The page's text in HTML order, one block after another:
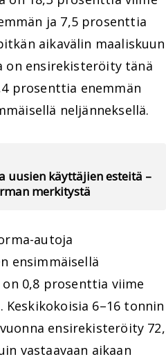
ja 7,5 prosenttia
aikavälin maaliskuun
on ensirekisteröity tänä
prosenttia enemmän
neljänneksellä.
uusien käyttäjien esteitä –
merkitystä
autoja
ensimmäisellä
on 0,8 prosenttia viime
Keskikokoisia 6–16 tonnin
ensirekisteröity 72,
vastaavaan aikaan